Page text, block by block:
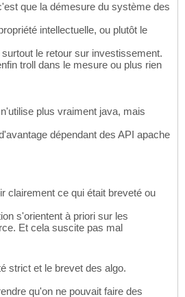
que la démesure du système des
intellectuelle, ou plutôt le
le retour sur investissement.
troll dans le mesure ou plus rien
plus vraiment java, mais
dépendant des API apache
clairement ce qui était breveté ou
s'orientent à priori sur les
Et cela suscite pas mal
strict et le brevet des algo.
qu'on ne pouvait faire des